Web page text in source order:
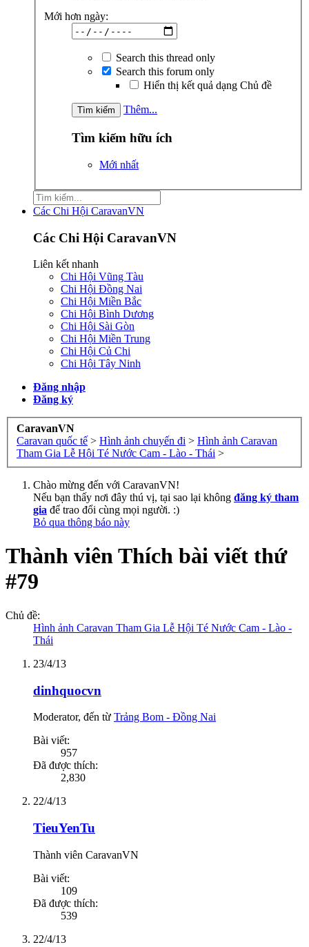
Mới hơn ngày:
Search this thread only
Search this forum only
Hiển thị kết quả dạng Chủ đề
Thêm...
Tìm kiếm hữu ích
Mới nhất
Các Chi Hội CaravanVN
Các Chi Hội CaravanVN
Liên kết nhanh
Chi Hội Vũng Tàu
Chi Hội Đồng Nai
Chi Hội Miền Bắc
Chi Hội Bình Dương
Chi Hội Sài Gòn
Chi Hội Miền Trung
Chi Hội Củ Chi
Chi Hội Tây Ninh
Đăng nhập
Đăng ký
CaravanVN
Caravan quốc tế > Hình ảnh chuyến đi > Hình ảnh Caravan
Tham Gia Lễ Hội Té Nước Cam - Lào - Thái >
Chào mừng đến với CaravanVN!
Nếu bạn thấy nơi đây thú vị, tại sao lại không đăng ký tham
gia để trao đổi cùng mọi người. :)
Bỏ qua thông báo này
Thành viên Thích bài viết thứ
#79
Chủ đề:
Hình ảnh Caravan Tham Gia Lễ Hội Té Nước Cam - Lào -
Thái
23/4/13
dinhquocvn
Moderator, đến từ Trảng Bom - Đồng Nai
Bài viết:
957
Đã được thích:
2,830
22/4/13
TieuYenTu
Thành viên CaravanVN
Bài viết:
109
Đã được thích:
539
22/4/13